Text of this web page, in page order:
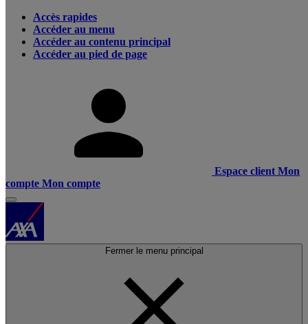
Accès rapides
Accéder au menu
Accéder au contenu principal
Accéder au pied de page
Espace client Mon
compte Mon compte
Fermer le menu principal